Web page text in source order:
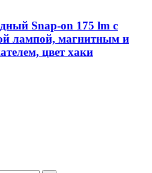
Snap-on 175 lm с
лампой, магнитным и
цвет хаки